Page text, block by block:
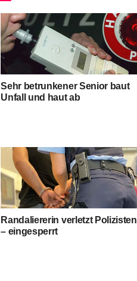
Sehr betrunkener Senior baut
Unfall und haut ab
Randaliererin verletzt Polizisten
– eingesperrt